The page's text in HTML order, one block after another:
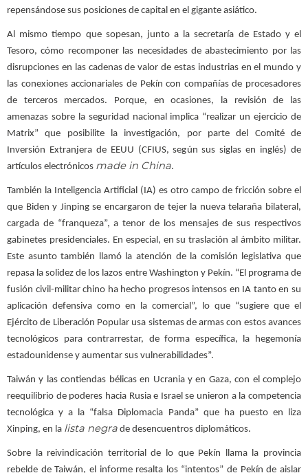
repensándose sus posiciones de capital en el gigante asiático.
Al mismo tiempo que sopesan, junto a la secretaría de Estado y el
Tesoro, cómo recomponer las necesidades de abastecimiento por las
disrupciones en las cadenas de valor de estas industrias en el mundo y
las conexiones accionariales de Pekín con compañías de procesadores
de terceros mercados. Porque, en ocasiones, la revisión de las
amenazas sobre la seguridad nacional implica “realizar un ejercicio de
Matrix” que posibilite la investigación, por parte del Comité de
Inversión Extranjera de EEUU (CFIUS, según sus siglas en inglés) de
artículos electrónicos made in China.
También la Inteligencia Artificial (IA) es otro campo de fricción sobre el
que Biden y Jinping se encargaron de tejer la nueva telaraña bilateral,
cargada de “franqueza”, a tenor de los mensajes de sus respectivos
gabinetes presidenciales. En especial, en su traslación al ámbito militar.
Este asunto también llamó la atención de la comisión legislativa que
repasa la solidez de los lazos entre Washington y Pekín. “El programa de
fusión civil-militar chino ha hecho progresos intensos en IA tanto en su
aplicación defensiva como en la comercial”, lo que “sugiere que el
Ejército de Liberación Popular usa sistemas de armas con estos avances
tecnológicos para contrarrestar, de forma específica, la hegemonía
estadounidense y aumentar sus vulnerabilidades”.
Taiwán y las contiendas bélicas en Ucrania y en Gaza, con el complejo
reequilibrio de poderes hacia Rusia e Israel se unieron a la competencia
tecnológica y a la “falsa Diplomacia Panda” que ha puesto en liza
Xinping, en la lista negra de desencuentros diplomáticos.
Sobre la reivindicación territorial de lo que Pekín llama la provincia
rebelde de Taiwán, el informe resalta los “intentos” de Pekín de aislar